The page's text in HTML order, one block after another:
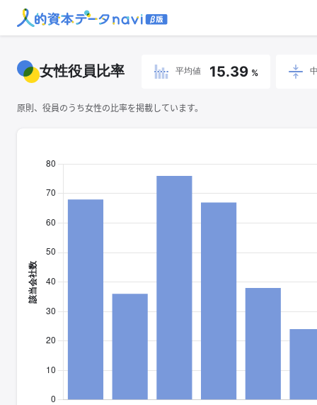
女性役員比率 平均値 15.39 %
原則、役員のうち女性の比率を掲載しています。